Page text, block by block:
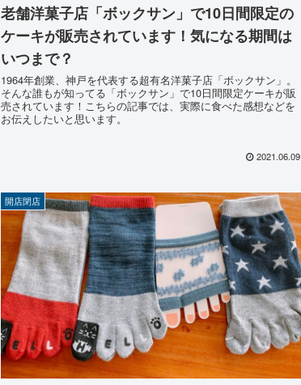
老舗洋菓子店「ボックサン」で10日間限定の
ケーキが販売されています！気になる期間は
いつまで？
1964年創業、神戸を代表する超有名洋菓子店「ボックサン」。
そんな誰もが知ってる「ボックサン」で10日間限定ケーキが販
売されています！こちらの記事では、実際に食べた感想などを
お伝えしたいと思います。
2021.06.09
開店閉店